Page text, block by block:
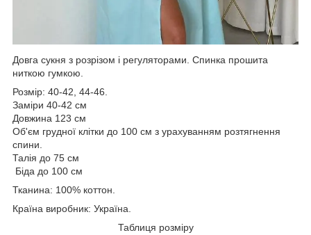
Довга сукня з розрізом і регуляторами. Спинка прошита
ниткою гумкою.
Розмір: 40-42, 44-46.
Заміри 40-42 см
Довжина 123 см
Об'єм грудної клітки до 100 см з урахуванням розтягнення
спини.
Талія до 75 см
Біда до 100 см
Тканина: 100% коттон.
Країна виробник: Україна.
Таблиця розміру